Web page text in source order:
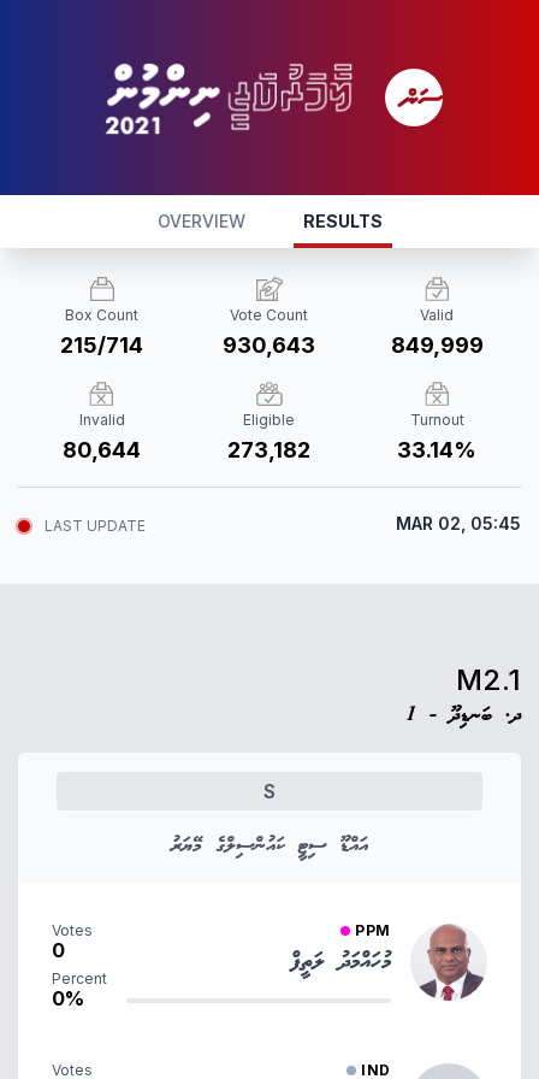
RESULTS
OVERVIEW
Box Count
215/714
Vote Count
930,643
Valid
849,999
Invalid
80,644
Eligible
273,182
Turnout
33.14%
LAST UPDATE MAR 02, 05:45
M2.1
ދ. ބަނޑިދޫ - 1
S
އައްޑޫ ސިޓީ ކައުންސިލްގެ މޭޔަރު
PPM
މުހައްމަދު ލަތީފް
Votes
0
Percent
0%
IND
Votes